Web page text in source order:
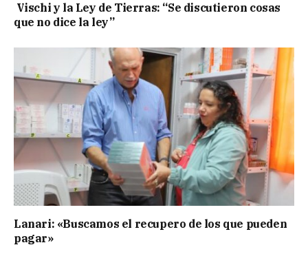
Vischi y la Ley de Tierras: “Se discutieron cosas
que no dice la ley”
Lanari: «Buscamos el recupero de los que pueden
pagar»